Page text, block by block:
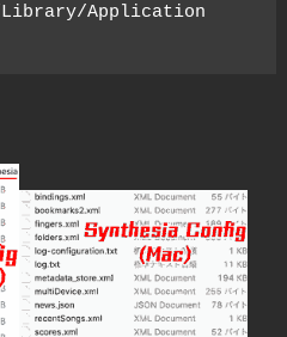
/Library/Application